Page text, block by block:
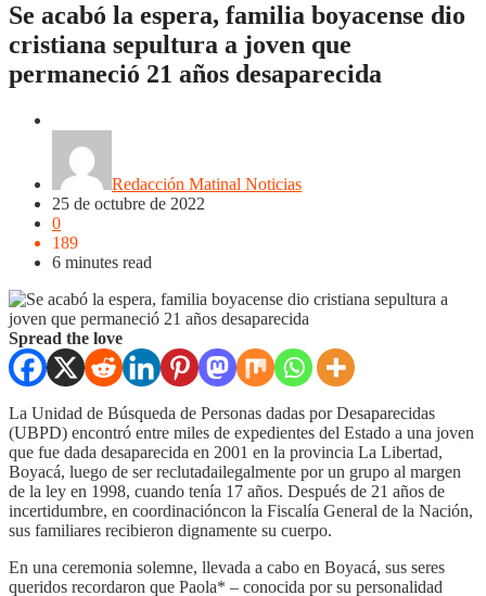
Se acabó la espera, familia boyacense dio
cristiana sepultura a joven que
permaneció 21 años desaparecida
Redacción Matinal Noticias
25 de octubre de 2022
0
189
6 minutes read
Spread the love
La Unidad de Búsqueda de Personas dadas por Desaparecidas
(UBPD) encontró entre miles de expedientes del Estado a una joven
que fue dada desaparecida en 2001 en la provincia La Libertad,
Boyacá, luego de ser reclutadailegalmente por un grupo al margen
de la ley en 1998, cuando tenía 17 años. Después de 21 años de
incertidumbre, en coordinacióncon la Fiscalía General de la Nación,
sus familiares recibieron dignamente su cuerpo.
En una ceremonia solemne, llevada a cabo en Boyacá, sus seres
queridos recordaron que Paola* – conocida por su personalidad